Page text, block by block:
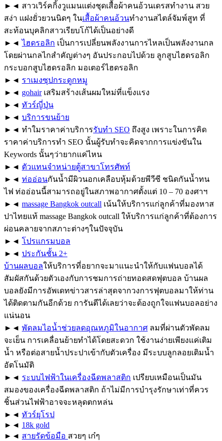
►◄ สาวเวิร์คกิ้งวูแมนแต่งชุดเสื้อผ้าคนอ้วนเดรสทำงาน สวย
สง่า แฝงยั่วยวนนิดๆ ในเสื้อผ้าคนอ้วนทำงานสไตล์จัมพ์สูท ที่
สะท้อนบุคลิกสาวเรียบโก้ได้เป็นอย่างดี
►◄ไฮดรอลิก เป็นการเปลี่ยนพลังงานการไหลเป็นพลังงานกล
โดยผ่านกลไกสำคัญต่างๆ อันประกอบไปด้วย ลูกสูบไฮดรอลิก
กระบอกสูบไฮดรอลิก มอเตอร์ไฮดรอลิก
►◄ ราเมงซุปกระดูกหมู
►◄ gohairเสริมสร้างเส้นผมใหม่ที่แข็งแรง
►◄ ทัวร์ญี่ปุ่น
►◄ บริการขนย้าย
►◄ ทำใมราคาค่าบริการรับทำ SEO ถึงสูง เพราะในการคิด
ราคาค่าบริการทำ SEO นั้นผู้รับทำจะคิดจากการแข่งขันใน
Keywords นั้นๆว่ายากแค่ไหน
►◄ ตัวแทนจำหน่ายตู้สาขาโทรศัพท์
►◄ ท่ออ่อนกันน้ำมีผิวนอกเคลือบหุ้มด้วยพีวีซี ชนิดกันน้ำทน
ไฟ ท่ออ่อนนี้สามารถอยู่ในสภาพอากาศตั้งแต่ 10 – 70 องศาฯ
►◄ massage Bangkok outcall เน้นให้บริการแก่ลูกค้าที่มองหาส
ปาไทยแท้ massage Bangkok outcall ให้บริการแก่ลูกค้าที่ต้องการ
ผ่อนคลายจากสภาะต่างๆในปัจจุบัน
►◄ โปรแกรมบอล
►◄ ประกันชั้น 2+
บ้านผลบอลให้บริการที่อยากจะมาแนะนำให้กับแฟนบอลได้
สัมผัสกันด้วยตัวเองกับการชมการถ่ายทอดสดฟุตบอล บ้านผล
บอลยังมีการอัพเดทข่าวสารล่าสุดจากวงการฟุตบอลมาให้ท่าน
ได้ติดตามกันอีกด้วย การันตีได้เลยว่าจะต้องถูกใจแฟนบอลอย่าง
แน่นอน
►◄ พัดลมไอน้ำช่วยลดอุณหภูมิในอากาศ ลมที่ผ่านตัวพัดลม
จะเย็น การเคลื่อนย้ายทำได้โดยสะดวก ใช้งานง่ายเพียงแค่เติม
น้ำ หรือต่อสายน้ำประปาเข้ากับตัวเครื่อง มีระบบลูกลอยเติมน้ำ
อัตโนมัติ
►◄ ระบบไฟฟ้าในเครื่องฉีดพลาสติก เปรียบเหมือนเป็นมัน
สมองของเครื่องฉีดพลาสติก ถ้าไม่มีการบำรุงรักษาเท่าที่ควร
ชิ้นส่วนไฟฟ้าอาจจะหลุดตกหล่น
►◄ ทัวร์ยุโรป
►◄ 18k gold
►◄ สายรัดข้อมือ สวยๆ เก๋ๆ